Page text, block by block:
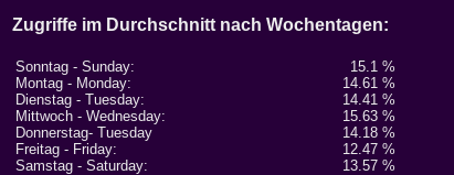
Zugriffe im Durchschnitt nach Wochentagen:
Sonntag - Sunday:
Montag - Monday:
Dienstag - Tuesday:
Mittwoch - Wednesday:
Donnerstag- Tuesday
Freitag - Friday:
Samstag - Saturday:
15.1 %
14.61 %
14.41 %
15.63 %
14.18 %
12.47 %
13.57 %